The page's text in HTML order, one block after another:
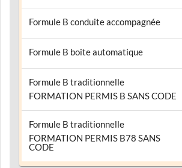
Formule B conduite accompagnée
Formule B boite automatique
Formule B traditionnelle
FORMATION PERMIS B SANS CODE
Formule B traditionnelle
FORMATION PERMIS B78 SANS
CODE